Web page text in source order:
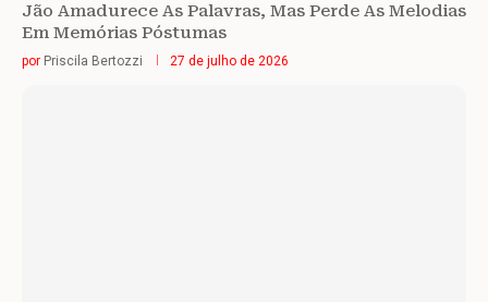
Jão Amadurece As Palavras, Mas Perde As Melodias
Em Memórias Póstumas
por Priscila Bertozzi 27 de julho de 2026